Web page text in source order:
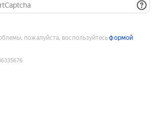
пожалуйста, воспользуйтесьформой